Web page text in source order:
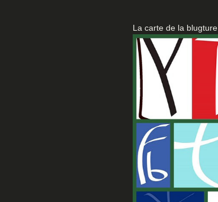
La carte de la blugture